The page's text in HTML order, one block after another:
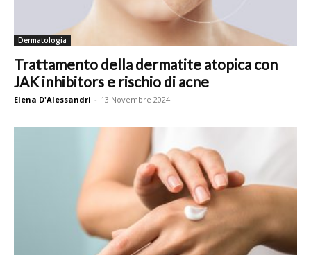
Dermatologia
Trattamento della dermatite atopica con
JAK inhibitors e rischio di acne
Elena D'Alessandri - 13 Novembre 2024